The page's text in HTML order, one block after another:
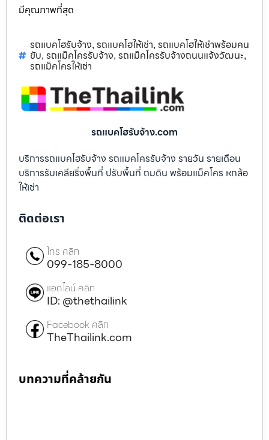
มีคุณภาพที่สุด
รถแบคโฮรับจ้าง, รถแบคโฮให้เช่า, รถแบคโฮให้เช่าพร้อมคน
ขับ, รถแม็คโครรับจ้าง, รถแม็คโครรับจ้างถนนแจ้งวัฒนะ,
รถแม็คโครให้เช่า
รถแบคโฮรับจ้าง.com
บริการรถแบคโฮรับจ้าง รถแมคโครรับจ้าง รายวัน รายเดือน
บริการรับเคลียริ่งพื้นที่ ปรับพื้นที่ ถมดิน พร้อมแม็คโคร หกล้อ
ให้เช่า
ติดต่อเรา
โทร คลิก
099-185-8000
แอดไลน์ คลิก
ID: @thethailink
Facebook คลิก
TheThailink.com
บทความที่คล้ายกัน